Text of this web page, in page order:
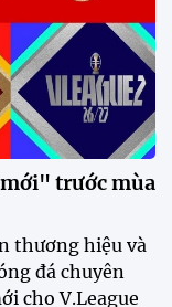
Nam bùng nổ
thắng đậm
hứng khởi làm